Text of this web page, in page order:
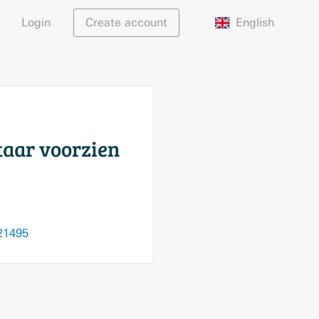
Login Create account English
voorzien